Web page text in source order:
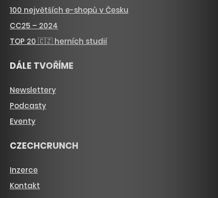
100 největších e-shopů v Česku
CC25 – 2024
TOP 20 🇨🇿 herních studií
DÁLE TVOŘÍME
Newslettery
Podcasty
Eventy
CZECHCRUNCH
Inzerce
Kontakt